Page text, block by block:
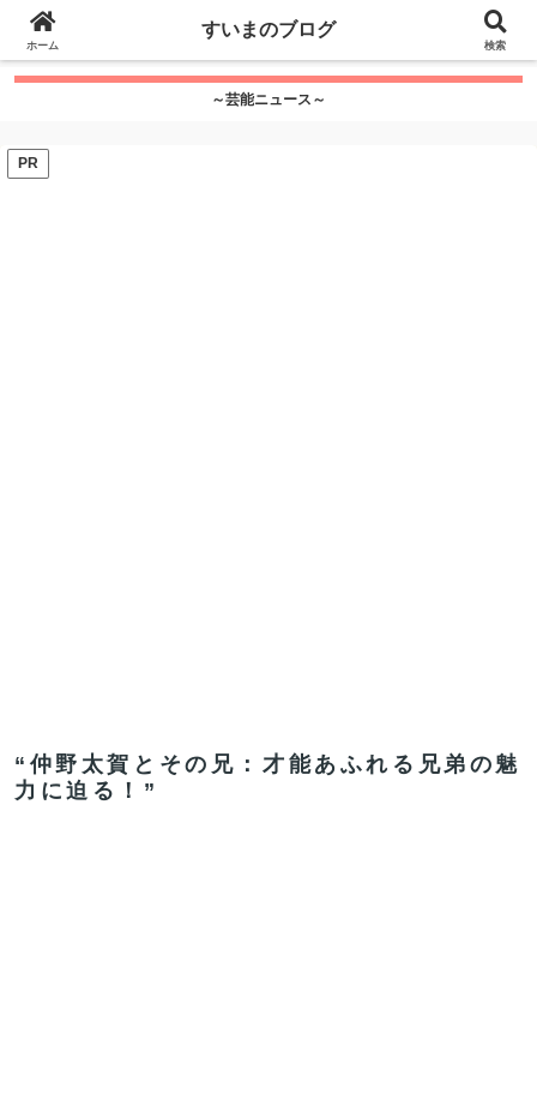
google.com, pub-7115624674097404, DIRECT,
f08c47fec0942fa0
～芸能ニュース～
PR
“仲野太賀とその兄：才能あふれる兄弟の魅
力に迫る！”
ホーム
すいまのブログ
検索